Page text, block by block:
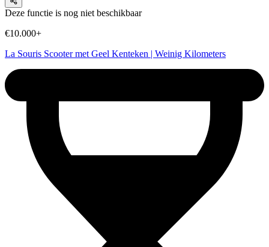
Deze functie is nog niet beschikbaar
€10.000+
La Souris Scooter met Geel Kenteken | Weinig Kilometers